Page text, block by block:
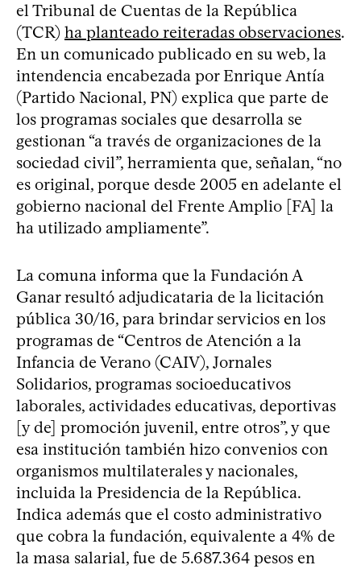
el Tribunal de Cuentas de la República
(TCR) ha planteado reiteradas observaciones.
En un comunicado publicado en su web, la
intendencia encabezada por Enrique Antía
(Partido Nacional, PN) explica que parte de
los programas sociales que desarrolla se
gestionan “a través de organizaciones de la
sociedad civil”, herramienta que, señalan, “no
es original, porque desde 2005 en adelante el
gobierno nacional del Frente Amplio [FA] la
ha utilizado ampliamente”.
La comuna informa que la Fundación A
Ganar resultó adjudicataria de la licitación
pública 30/16, para brindar servicios en los
programas de “Centros de Atención a la
Infancia de Verano (CAIV), Jornales
Solidarios, programas socioeducativos
laborales, actividades educativas, deportivas
[y de] promoción juvenil, entre otros”, y que
esa institución también hizo convenios con
organismos multilaterales y nacionales,
incluida la Presidencia de la República.
Indica además que el costo administrativo
que cobra la fundación, equivalente a 4% de
la masa salarial, fue de 5.687.364 pesos en